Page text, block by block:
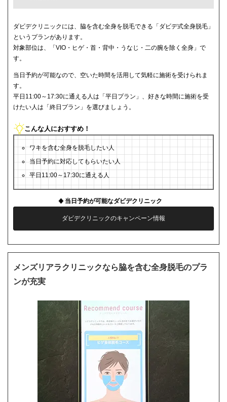
ダビデクリニックには、脇を含む全身を脱毛できる「ダビデ式全身脱毛」
というプランがあります。
対象部位は、「VIO・ヒゲ・首・背中・うなじ・二の腕を除く全身」で
す。
当日予約が可能なので、空いた時間を活用して気軽に施術を受けられま
す。
平日11:00～17:30に通える人は「平日プラン」、好きな時間に施術を受
けたい人は「終日プラン」を選びましょう。
こんな人におすすめ！
ワキを含む全身を脱毛したい人
当日予約に対応してもらいたい人
平日11:00～17:30に通える人
当日予約が可能なダビデクリニック
ダビデクリニックのキャンペーン情報
メンズリアラクリニックなら脇を含む全身脱毛のプラ
ンが充実